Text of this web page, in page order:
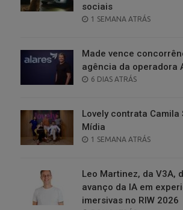
sociais
POSTED
1 SEMANA ATRÁS
Made vence
agência da operadora
POSTED
6 DIAS ATRÁS
Lovely contrata Camila
Mídia
POSTED
1 SEMANA ATRÁS
Leo Martinez, da V3A,
avanço da IA em
imersivas no RIW 2026